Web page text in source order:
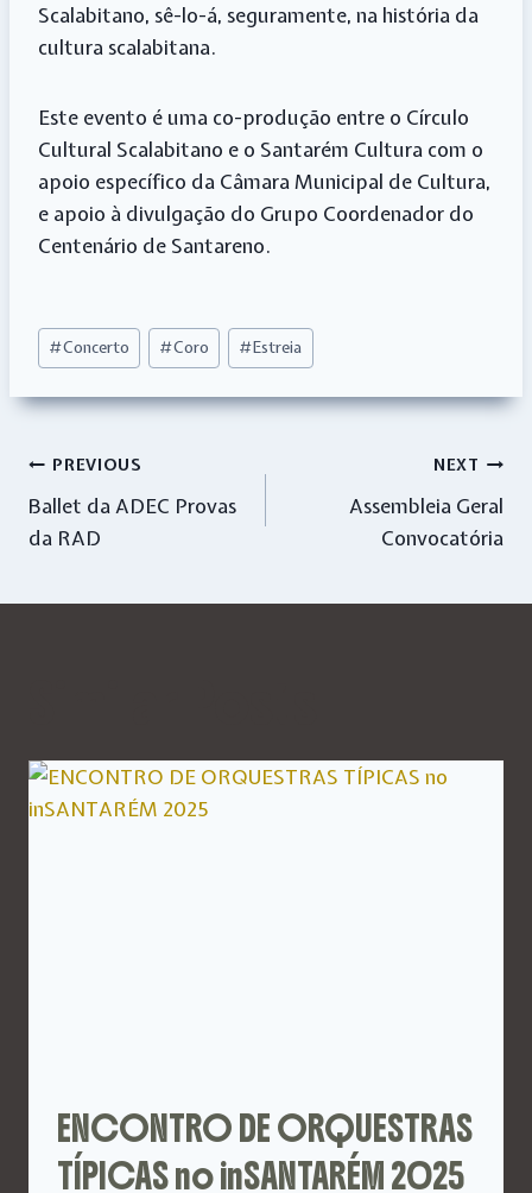
Scalabitano, sê-lo-á, seguramente, na história da
cultura scalabitana.
Este evento é uma co-produção entre o Círculo
Cultural Scalabitano e o Santarém Cultura com o
apoio específico da Câmara Municipal de Cultura,
e apoio à divulgação do Grupo Coordenador do
Centenário de Santareno.
Post
Tags:
#Concerto #Coro #Estreia
Navegação
de
artigos
PREVIOUS
Ballet da ADEC Provas
da RAD
NEXT
Assembleia Geral
Convocatória
ENCONTRO DE ORQUESTRAS
TÍPICAS no inSANTARÉM 2025